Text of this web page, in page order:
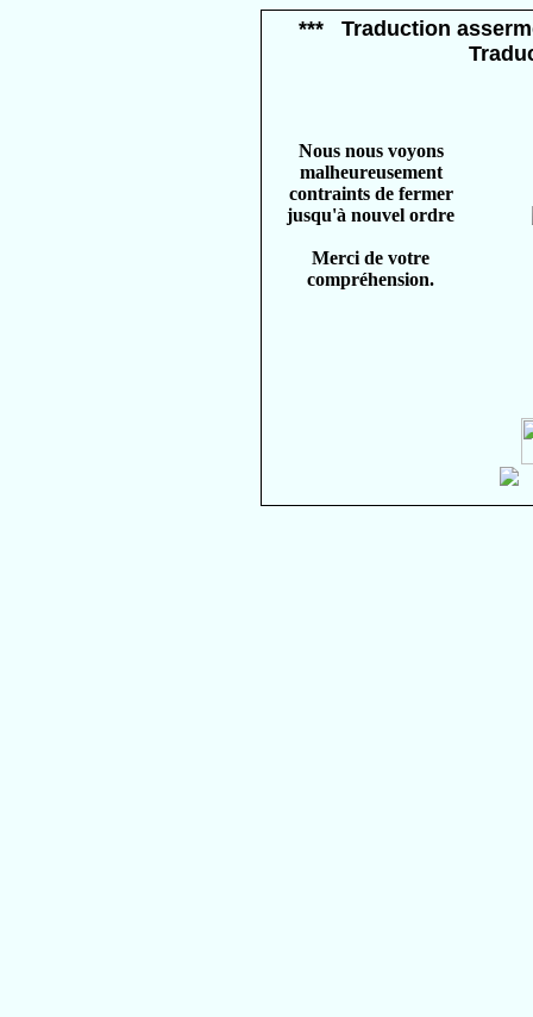
*** Traduction
Nous nous voyons
malheureusement
contraints de fermer
jusqu'à nouvel ordre
Merci de votre
compréhension.